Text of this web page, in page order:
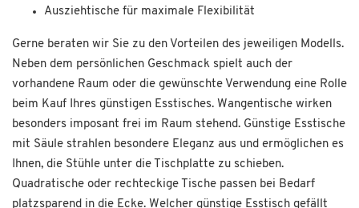
Ausziehtische für maximale Flexibilität
Gerne beraten wir Sie zu den Vorteilen des jeweiligen Modells.
Neben dem persönlichen Geschmack spielt auch der
vorhandene Raum oder die gewünschte Verwendung eine Rolle
beim Kauf Ihres günstigen Esstisches. Wangentische wirken
besonders imposant frei im Raum stehend. Günstige Esstische
mit Säule strahlen besondere Eleganz aus und ermöglichen es
Ihnen, die Stühle unter die Tischplatte zu schieben.
Quadratische oder rechteckige Tische passen bei Bedarf
platzsparend in die Ecke. Welcher günstige Esstisch gefällt